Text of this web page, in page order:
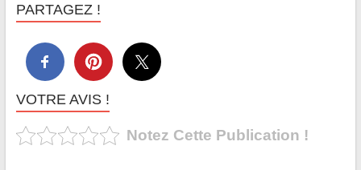
PARTAGEZ !
VOTRE AVIS !
Notez Cette Publication !